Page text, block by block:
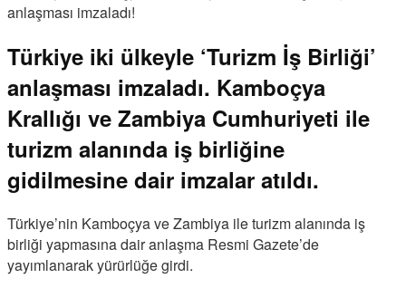
Türkiye iki ülkeyle ‘Turizm İş Birliği’
anlaşması imzaladı. Kamboçya
Krallığı ve Zambiya Cumhuriyeti ile
turizm alanında iş birliğine
gidilmesine dair imzalar atıldı.
Türkiye’nin Kamboçya ve Zambiya ile turizm alanında iş
birliği yapmasına dair anlaşma Resmi Gazete’de
yayımlanarak yürürlüğe girdi.